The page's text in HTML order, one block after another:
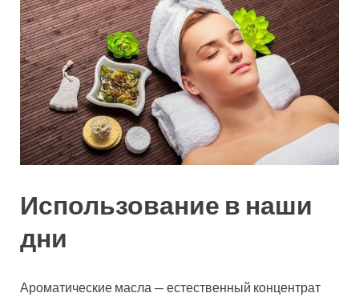
Использование в наши
дни
Ароматические масла — естественный концентрат